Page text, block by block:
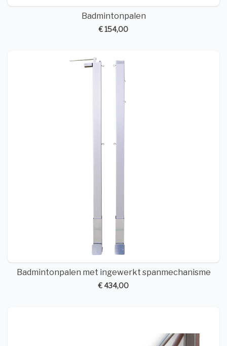
Badmintonpalen
€ 154,00
Badmintonpalen met ingewerkt spanmechanisme
€ 434,00